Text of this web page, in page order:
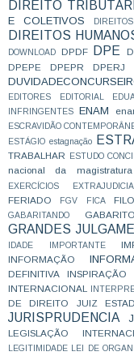
DIREITO
E COLETIVOS
DIREITOS
DOWNLOAD DPDF DPE
DPEPE
DPEPR DPERJ
EDITORES EDITORIAL
INFRINGENTES
ENAM
ESCRAVIDÃO
ESTÁGIO estagnação
TRABALHAR
ESTUDO
nacional da magistratura
EXERCÍCIOS
FERIADO FGV FICA
GABARITANDO
GABARITO
GRANDES
IDADE
IMPORTANTE
INFORMAÇÃO
DEFINITIVA
INSPIRAÇÃO
INTERNACIONAL
DE DIREITO
JUIZ
JURISPRUDENCIA
LEGISLAÇÃO
LEGITIMIDADE LEI DE